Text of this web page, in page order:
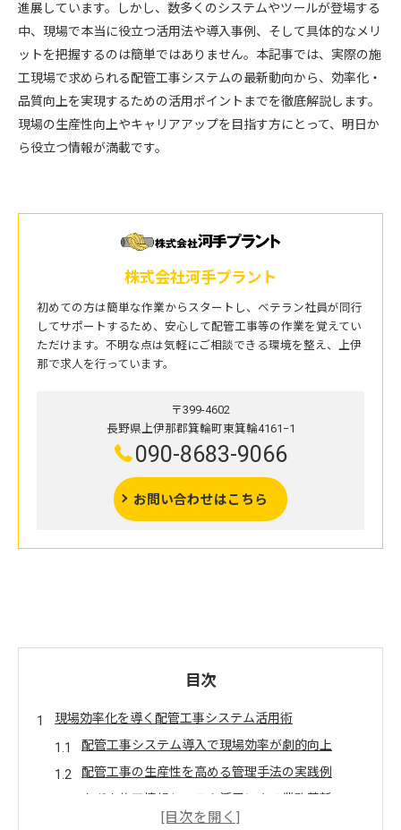
進展しています。しかし、数多くのシステムやツールが登場する
中、現場で本当に役立つ活用法や導入事例、そして具体的なメリ
ットを把握するのは簡単ではありません。本記事では、実際の施
工現場で求められる配管工事システムの最新動向から、効率化・
品質向上を実現するための活用ポイントまでを徹底解説します。
現場の生産性向上やキャリアアップを目指す方にとって、明日か
ら役立つ情報が満載です。
株式会社河手プラント
初めての方は簡単な作業からスタートし、ベテラン社員が同行
してサポートするため、安心して配管工事等の作業を覚えてい
ただけます。不明な点は気軽にご相談できる環境を整え、上伊
那で求人を行っています。
〒399-4602
長野県上伊那郡箕輪町東箕輪4161−1
090-8683-9066
お問い合わせはこちら
目次
現場効率化を導く配管工事システム活用術
配管工事システム導入で現場効率が劇的向上
配管工事の生産性を高める管理手法の実践例
クボタ施工情報システム活用による業務革新
ICT技術が配管工事の安全管理に与える効果